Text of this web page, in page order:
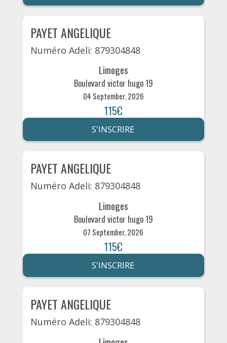
PAYET ANGELIQUE
Numéro Adeli: 879304848
Limoges
Boulevard victor hugo 19
04 September, 2026
115€
S'INSCRIRE
PAYET ANGELIQUE
Numéro Adeli: 879304848
Limoges
Boulevard victor hugo 19
07 September, 2026
115€
S'INSCRIRE
PAYET ANGELIQUE
Numéro Adeli: 879304848